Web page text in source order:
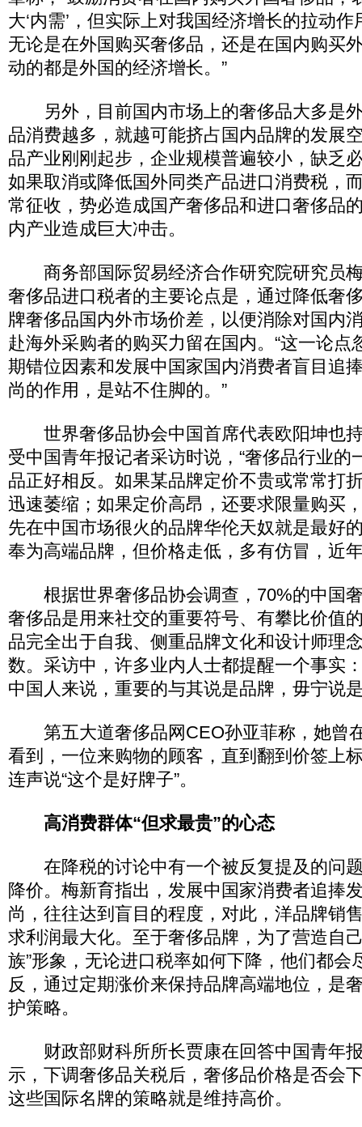
大‘内需’，但实际上对我国经济增长的拉动
无论是在外国购买奢侈品，还是在国内购买
动的都是外国的经济增长。”
另外，目前国内市场上的奢侈品大多是
品消费越多，就越可能挤占国内品牌的发展
品产业刚刚起步，企业规模普遍较小，缺乏
如果取消或降低国外同类产品进口消费税，
常征收，势必造成国产奢侈品和进口奢侈品
内产业造成巨大冲击。
商务部国际贸易经济合作研究院研究员
奢侈品进口税者的主要论点是，通过降低奢
牌奢侈品国内外市场价差，以便消除对国内
赴海外采购者的购买力留在国内。“这一论点
期错位因素和发展中国家国内消费者盲目追
尚的作用，是站不住脚的。”
世界奢侈品协会中国首席代表欧阳坤也
受中国青年报记者采访时说，“奢侈品行业的
品正好相反。如果某品牌定价不贵或常常打
迅速萎缩；如果定价高昂，还要求限量购买
先在中国市场很火的品牌华伦天奴就是最好
奉为高端品牌，但价格走低，多有仿冒，近
根据世界奢侈品协会调查，70%的中国
奢侈品是用来社交的重要符号、有攀比价值
品完全出于自我、侧重品牌文化和设计师理
数。采访中，许多业内人士都提醒一个事实
中国人来说，重要的与其说是品牌，毋宁说
第五大道奢侈品网CEO孙亚菲称，她曾
看到，一位来购物的顾客，直到翻到价签上
连声说“这个是好牌子”。
高消费群体“但求最贵”的心态
在降税的讨论中有一个被反复提及的问
降价。梅新育指出，发展中国家消费者追捧
尚，往往达到盲目的程度，对此，洋品牌销
求利润最大化。至于奢侈品牌，为了营造自己
族”形象，无论进口税率如何下降，他们都会
反，通过定期涨价来保持品牌高端地位，是
护策略。
财政部财科所所长贾康在回答中国青年
示，下调奢侈品关税后，奢侈品价格是否会
这些国际名牌的策略就是维持高价。